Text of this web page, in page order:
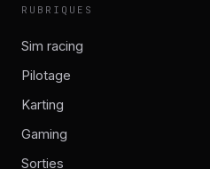
RUBRIQUES
Sim racing
Pilotage
Karting
Gaming
Sorties